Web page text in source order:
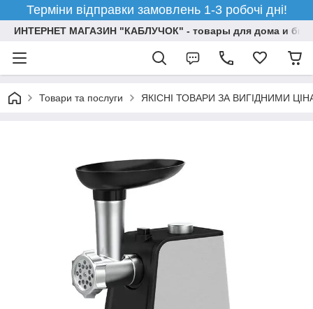
Терміни відправки замовлень 1-3 робочі дні!
ИНТЕРНЕТ МАГАЗИН "КАБЛУЧОК" - товары для дома и
Товари та послуги ЯКІСНІ ТОВАРИ ЗА ВИГІДНИМИ